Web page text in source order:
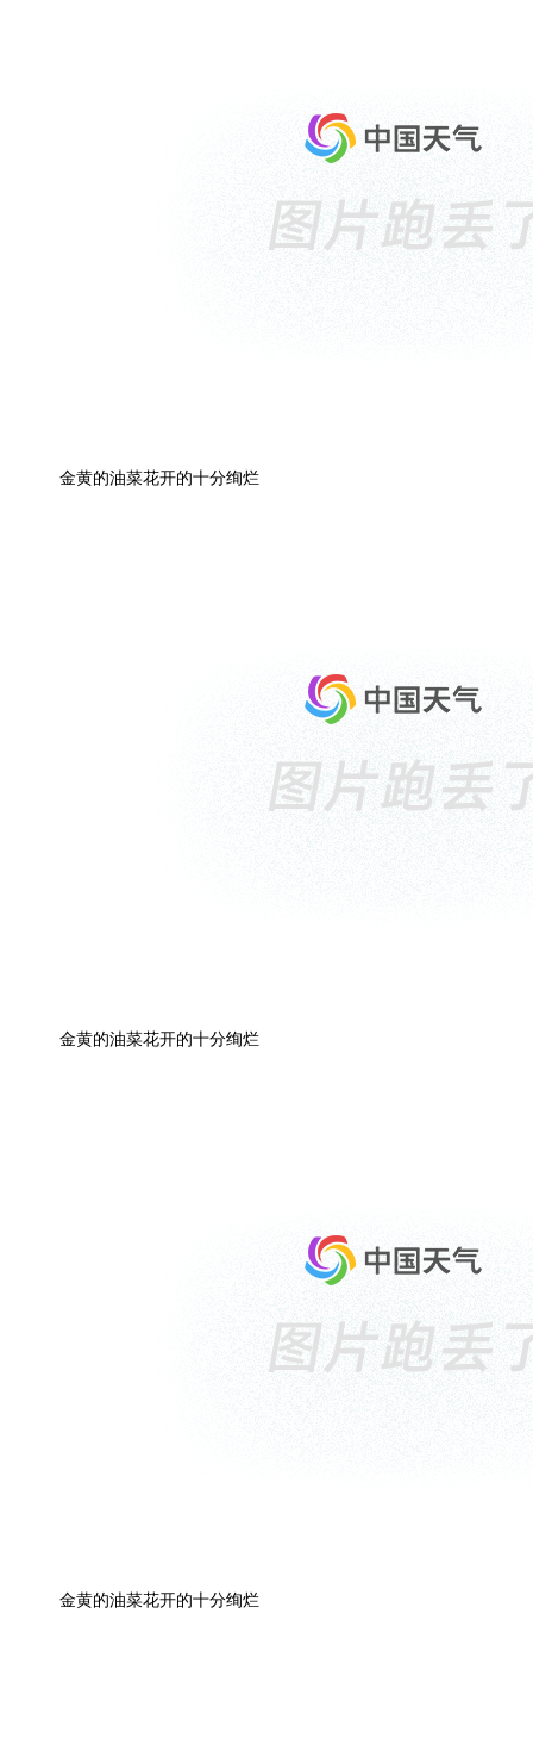
金黄的油菜花开的十分绚烂
金黄的油菜花开的十分绚烂
金黄的油菜花开的十分绚烂